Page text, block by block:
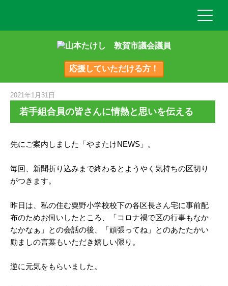
応援していただける方！
2021年1月31日
若手組合員の皆さんに情熱と思いを伝える
先にご案内しました「やまたけNEWS」。
毎回、新聞折り込みまで終わるとようやく気持ちの区切り
がつきます。
昨日は、私の住む粟野小学校校下の各区長さん宅に事前配
布のためお伺いしたところ、「コロナ禍で区の行事もなか
なかなぁ」との会話の後、「頑張ってね」とのあたたかい
励ましの言葉もいただき嬉しい限り。
逆に元気をもらいました。